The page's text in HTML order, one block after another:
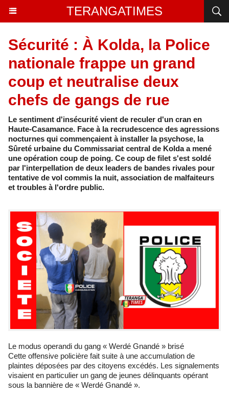
TERANGATIMES
Sécurité : À Kolda, la Police
nationale frappe un grand
coup et neutralise deux
chefs de gangs de rue
Le sentiment d'insécurité vient de reculer d'un cran en
Haute-Casamance. Face à la recrudescence des agressions
nocturnes qui commençaient à installer la psychose, la
Sûreté urbaine du Commissariat central de Kolda a mené
une opération coup de poing. Ce coup de filet s'est soldé
par l'interpellation de deux leaders de bandes rivales pour
tentative de vol commis la nuit, association de malfaiteurs
et troubles à l'ordre public.
Le modus operandi du gang « Werdé Gnandé » brisé
Cette offensive policière fait suite à une accumulation de
plaintes déposées par des citoyens excédés. Les signalements
visaient en particulier un gang de jeunes délinquants opérant
sous la bannière de « Werdé Gnandé ».